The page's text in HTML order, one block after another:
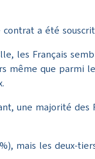
contrat a été
les Français
même que parmi
une majorité des
mais les deux-